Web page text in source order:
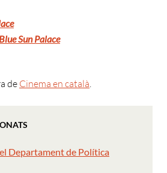
Blue Sun Palace
de Cinema en català
Departament de Política